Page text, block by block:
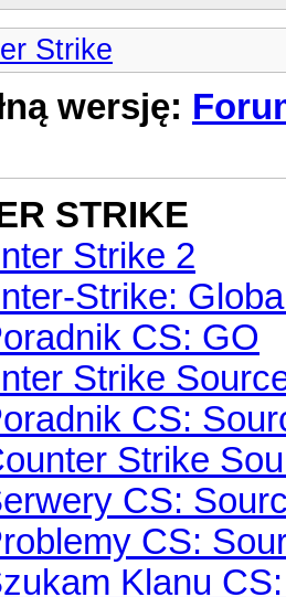
Strike
wersję:
STRIKE
Strike 2
Strike:
CS: GO
Strike
CS:
Strike
CS:
CS:
Klanu